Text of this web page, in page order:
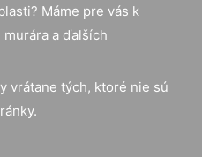
Máme pre vás k
a ďalších
vrátane tých, ktoré nie sú